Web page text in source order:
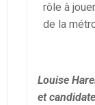
rôle à
de la
Louise
et